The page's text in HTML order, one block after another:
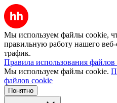
Мы используем файлы cookie,
правильную работу нашего веб-
трафик.
Правила использования файлов
Мы используем файлы cookie.
файлов cookie
Понятно